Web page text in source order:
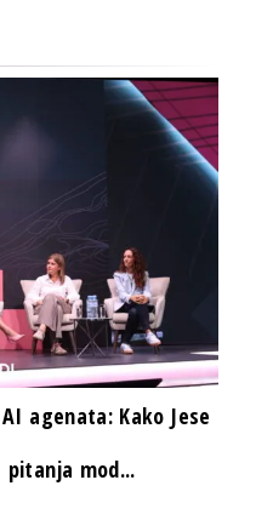
agenata: Kako Jese
mod...